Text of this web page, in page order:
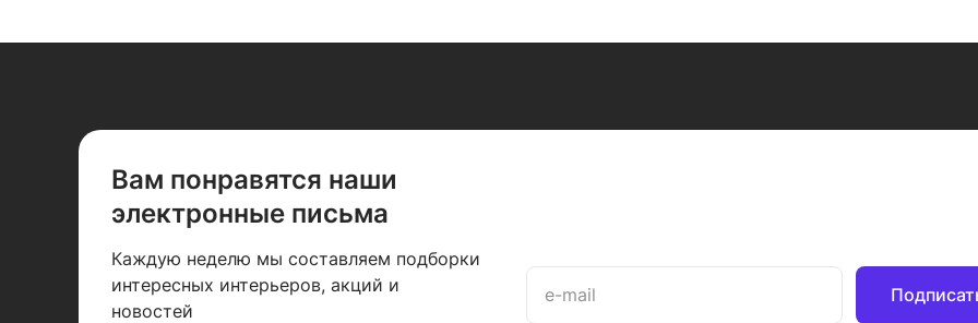
Вам понравятся наши
электронные письма
Каждую неделю мы составляем подборки
интересных интерьеров, акций и
новостей